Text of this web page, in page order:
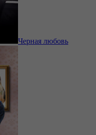
Черная любовь